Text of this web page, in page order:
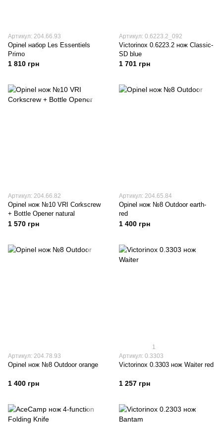
Артикул: 204.66.93
Opinel набор Les Essentiels
Primo
1 810 грн
Артикул: 0.6223.2_092
Victorinox 0.6223.2 нож Classic-
SD blue
1 701 грн
Артикул: 204.66.82
Opinel нож №10 VRI Corkscrew
+ Bottle Opener natural
1 570 грн
Артикул: 204.65.84
Opinel нож №8 Outdoor earth-
red
1 400 грн
Артикул: 204.78.93
Opinel нож №8 Outdoor orange
1 400 грн
1
Артикул: 0.3303
Victorinox 0.3303 нож Waiter red
1 257 грн